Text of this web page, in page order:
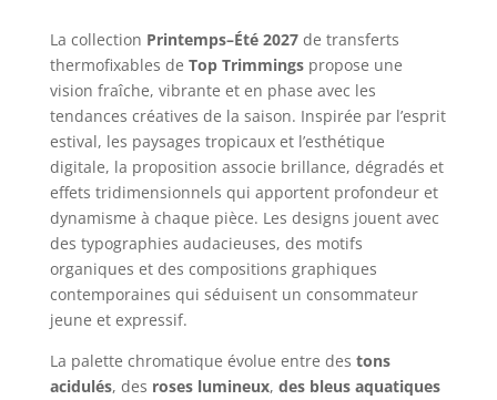
La collection Printemps–Été 2027de transferts
thermofixables de Top Trimmingspropose une
vision fraîche, vibrante et en phase avec les
tendances créatives de la saison. Inspirée par l’esprit
estival, les paysages tropicaux et l’esthétique
digitale, la proposition associe brillance, dégradés et
effets tridimensionnels qui apportent profondeur et
dynamisme à chaque pièce. Les designs jouent avec
des typographies audacieuses, des motifs
organiques et des compositions graphiques
contemporaines qui séduisent un consommateur
jeune et expressif.
La palette chromatique évolue entre des tons
acidulés, des roses lumineux, des bleus aquatiques